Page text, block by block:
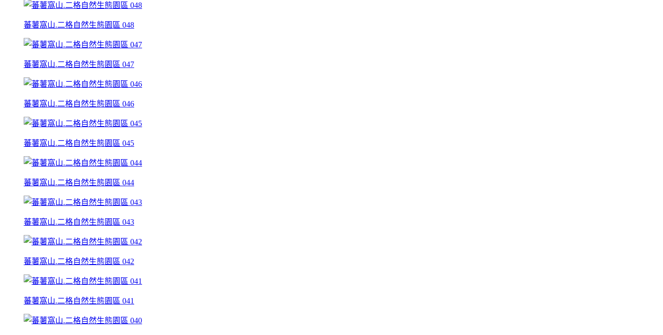
蕃薯窩山.二格自然生態園區 048
蕃薯窩山.二格自然生態園區 047
蕃薯窩山.二格自然生態園區 046
蕃薯窩山.二格自然生態園區 045
蕃薯窩山.二格自然生態園區 044
蕃薯窩山.二格自然生態園區 043
蕃薯窩山.二格自然生態園區 042
蕃薯窩山.二格自然生態園區 041